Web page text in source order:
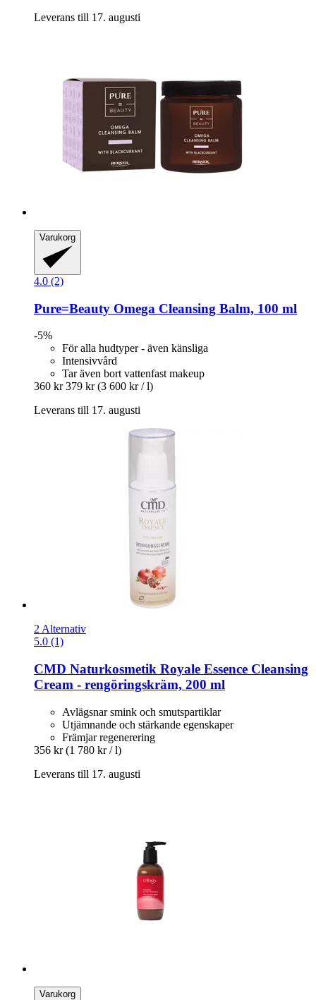
Leverans till 17. augusti
Varukorg
4.0 (2)
Pure=Beauty Omega Cleansing Balm, 100 ml
-5%
För alla hudtyper - även känsliga
Intensivvård
Tar även bort vattenfast makeup
360 kr 379 kr (3 600 kr / l)
Leverans till 17. augusti
2 Alternativ
5.0 (1)
CMD Naturkosmetik Royale Essence Cleansing
Cream -​ rengöringskräm, 200 ml
Avlägsnar smink och smutspartiklar
Utjämnande och stärkande egenskaper
Främjar regenerering
356 kr (1 780 kr / l)
Leverans till 17. augusti
Varukorg